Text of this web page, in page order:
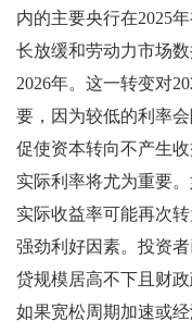
内的主要央行在2025
长放缓和劳动力市场
2026年。这一转变对
要，因为较低的利率
促使资本转向不产生收
实际利率将尤为重要
实际收益率可能再次
强劲利好因素。投资
贷规模居高不下且财
如果宽松周期加速或